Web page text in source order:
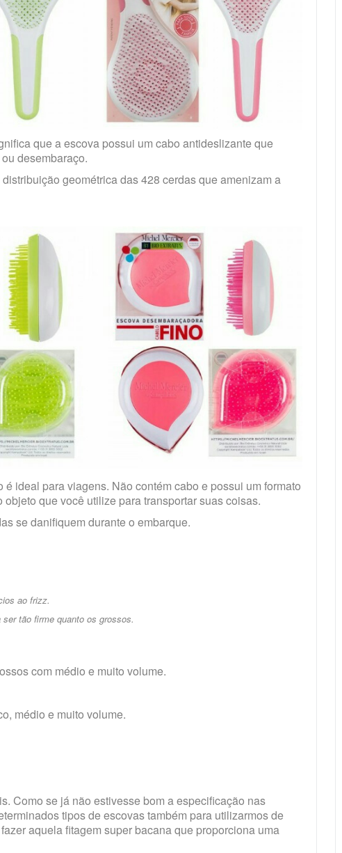
que a escova possui um cabo antideslizante que
desembaraço.
geométrica das 428 cerdas que amenizam a
ideal para viagens. Não contém cabo e possui um formato
que você utilize para transportar suas coisas.
se danifiquem durante o embarque.
ao frizz.
tão firme quanto os grossos.
com médio e muito volume.
médio e muito volume.
Como se já não estivesse bom a especificação nas
tipos de escovas também para utilizarmos de
aquela fitagem super bacana que proporciona uma